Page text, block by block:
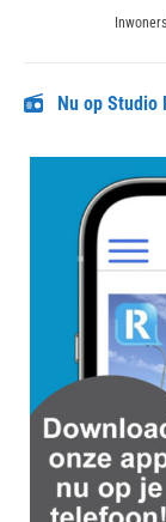
Next
Nu op Studio